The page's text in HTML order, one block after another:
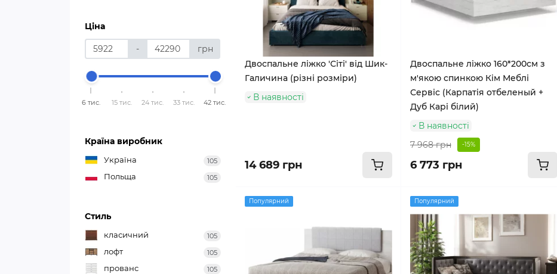
Ціна
- грн
6 тис. 15 тис. 24 тис. 33 тис. 42 тис.
Країна виробник
Україна 105
Польща 105
Стиль
класичний 105
лофт 105
прованс 105
Двоспальне ліжко 'Сіті' від Шик-
Галичина (різні розміри)
В наявності
14 689 грн
Двоспальне ліжко 160*200см з
м'якою спинкою Кім Меблі
Сервіс (Карпатія отбеленый +
Дуб Карі білий)
В наявності
7 968 грн
-15%
6 773 грн
Популярний Популярний